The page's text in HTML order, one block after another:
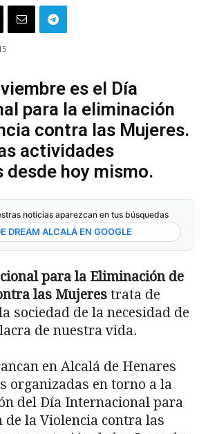
es el Día
para la eliminación
contra las Mujeres.
actividades
desde hoy mismo.
noticias aparezcan en tus búsquedas
DREAM ALCALÁ EN GOOGLE
para la Eliminación de
las Mujeres trata de
sociedad de la necesidad de
de nuestra vida.
en Alcalá de Henares
organizadas en torno a la
del Día Internacional para
la Violencia contra las